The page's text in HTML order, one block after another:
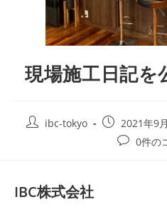
現場施工日記を
ibc-tokyo 2021年9
0件の
IBC株式会社